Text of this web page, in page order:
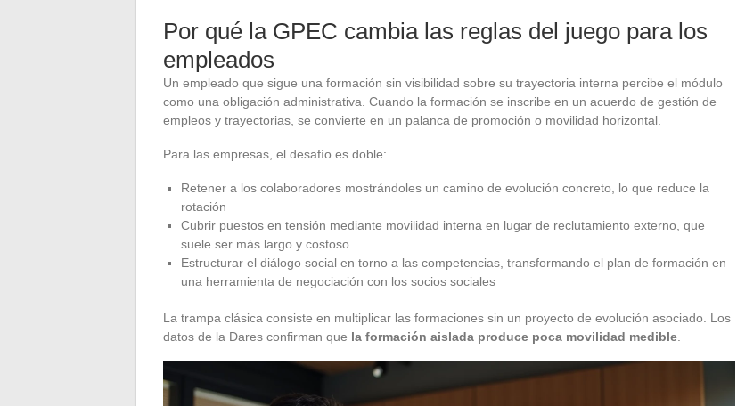
Por qué la GPEC cambia las reglas del juego para los
empleados
Un empleado que sigue una formación sin visibilidad sobre su trayectoria interna percibe el módulo
como una obligación administrativa. Cuando la formación se inscribe en un acuerdo de gestión de
empleos y trayectorias, se convierte en un palanca de promoción o movilidad horizontal.
Para las empresas, el desafío es doble:
Retener a los colaboradores mostrándoles un camino de evolución concreto, lo que reduce la
rotación
Cubrir puestos en tensión mediante movilidad interna en lugar de reclutamiento externo, que
suele ser más largo y costoso
Estructurar el diálogo social en torno a las competencias, transformando el plan de formación en
una herramienta de negociación con los socios sociales
La trampa clásica consiste en multiplicar las formaciones sin un proyecto de evolución asociado. Los
datos de la Dares confirman que la formación aislada produce poca movilidad medible